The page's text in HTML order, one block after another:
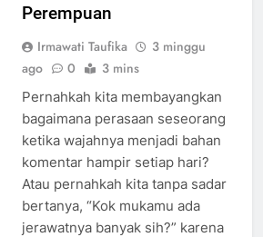
Perempuan
Irmawati Taufika
3 minggu
ago
0 3 mins
Pernahkah kita membayangkan
bagaimana perasaan seseorang
ketika wajahnya menjadi bahan
komentar hampir setiap hari?
Atau pernahkah kita tanpa sadar
bertanya, “Kok mukamu ada
jerawatnya banyak sih?” karena